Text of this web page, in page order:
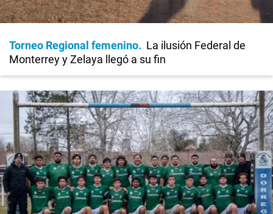
Torneo Regional femenino
La ilusión Federal de
Monterrey y Zelaya llegó a su fin